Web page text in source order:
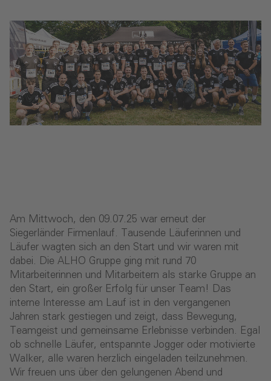
Am Mittwoch, den 09.07.25 war erneut der
Siegerländer Firmenlauf. Tausende Läuferinnen und
Läufer wagten sich an den Start und wir waren mit
dabei. Die ALHO Gruppe ging mit rund 70
Mitarbeiterinnen und Mitarbeitern als starke Gruppe an
den Start, ein großer Erfolg für unser Team! Das
interne Interesse am Lauf ist in den vergangenen
Jahren stark gestiegen und zeigt, dass Bewegung,
Teamgeist und gemeinsame Erlebnisse verbinden. Egal
ob schnelle Läufer, entspannte Jogger oder motivierte
Walker, alle waren herzlich eingeladen teilzunehmen.
Wir freuen uns über den gelungenen Abend und